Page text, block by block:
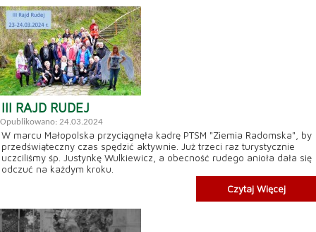
III RAJD RUDEJ
Opublikowano: 24.03.2024
W marcu Małopolska przyciągnęła kadrę PTSM "Ziemia Radomska", by
przedświąteczny czas spędzić aktywnie. Już trzeci raz turystycznie
uczciliśmy śp. Justynkę Wulkiewicz, a obecność rudego anioła dała się
odczuć na każdym kroku.
Czytaj Więcej